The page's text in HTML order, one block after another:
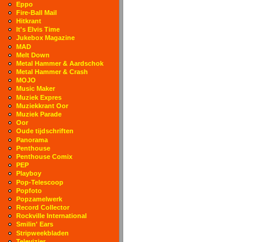
Eppo
Fire-Ball Mail
Hitkrant
It's Elvis Time
Jukebox Magazine
MAD
Melt Down
Metal Hammer & Aardschok
Metal Hammer & Crash
MOJO
Music Maker
Muziek Expres
Muziekkrant Oor
Muziek Parade
Oor
Oude tijdschriften
Panorama
Penthouse
Penthouse Comix
PEP
Playboy
Pop-Telescoop
Popfoto
Popzamelwerk
Record Collector
Rockville International
Smilin' Ears
Stripweekbladen